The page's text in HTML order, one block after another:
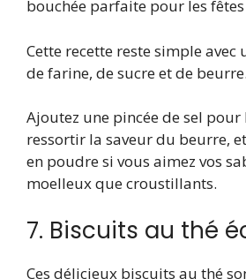
bouchée parfaite pour les
Cette recette reste simple avec
de farine, de sucre et de beurre.
Ajoutez une pincée de sel
ressortir la saveur du beurre,
en poudre si vous aimez vos
moelleux que croustillants.
7. Biscuits au thé
Ces délicieux biscuits au thé